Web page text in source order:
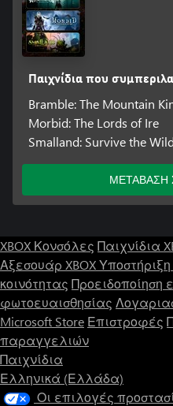
Παιχνίδια που
Bramble: The Mountain
Morbid: The Lords of Ire
Smalland: Survive the
ΜΕΤΑΒΑΣΗ
XBOX Κονσόλες Παιχνίδια
Αξεσουάρ XBOXΥποστήριξη
κοινότητας Προειδοποίηση
φωτοευαισθησίας
Microsoft Store Επιστροφές
παραγγελιών
Παιχνίδια
Ελληνικά (Ελλάδα)
Οι επιλογές